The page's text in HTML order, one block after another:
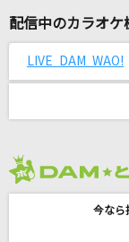
夜空に咲く花
[生音]魔法の
槇原敬之(Makihara)
配信中のカラオケ
LIVE DAM WAO!
今なら